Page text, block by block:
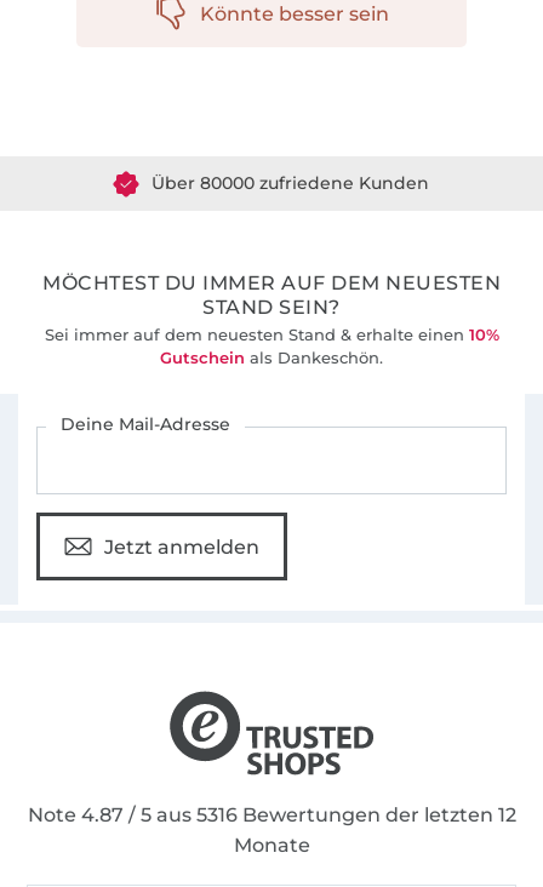
Könnte besser sein
MÖCHTEST DU IMMER AUF DEM NEUESTEN
STAND SEIN?
Sei immer auf dem neuesten Stand & erhalte einen 10%
Gutschein als Dankeschön.
Deine Mail-Adresse
Jetzt anmelden
Note 4.87 / 5 aus 5316 Bewertungen der letzten 12
Monate